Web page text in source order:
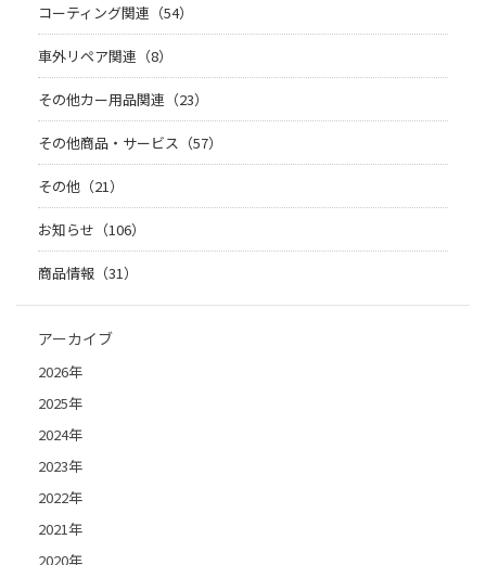
コーティング関連（54）
車外リペア関連（8）
その他カー用品関連（23）
その他商品・サービス（57）
その他（21）
お知らせ（106）
商品情報（31）
アーカイブ
2026年
2025年
2024年
2023年
2022年
2021年
2020年